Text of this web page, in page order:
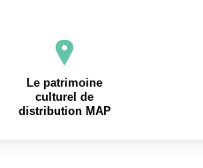
Le patrimoine
culturel de
distribution MAP